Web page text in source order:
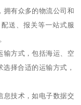
拥有众多的物流公司和
送、报关等一站式服
输方式，包括海运、空
择合适的运输方式，
息技术，如电子数据交